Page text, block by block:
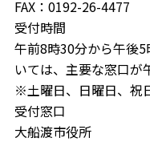
FAX：0192-26-4477
受付時間
午前8時30分から午後
いては、主要な窓口が
※土曜日、日曜日、祝
受付窓口
大船渡市役所